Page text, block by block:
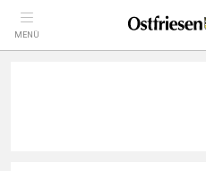
MENÜ